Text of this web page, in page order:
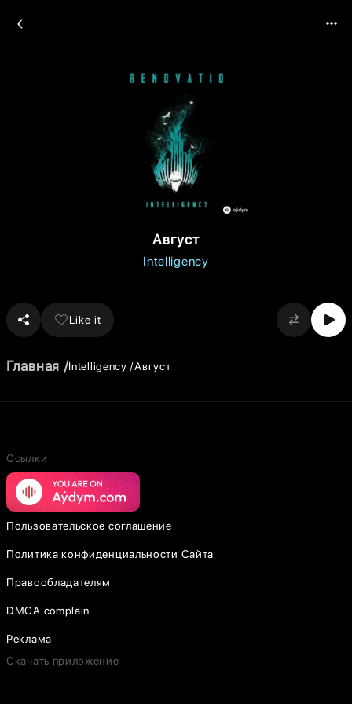
Август
Intelligency
Like it
Главная Intelligency Август
Ссылки
Пользовательское соглашение
Политика конфиденциальности Сайта
Правообладателям
DMCA complain
Реклама
Скачать приложение